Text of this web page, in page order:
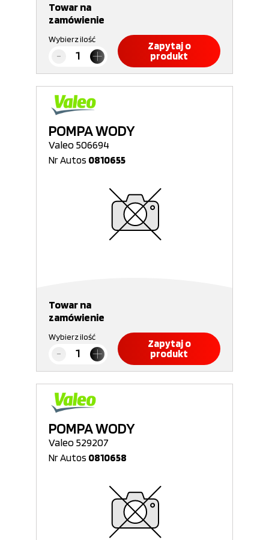
Towar na
zamówienie
Wybierz ilość
Zapytaj o
produkt
POMPA WODY
Valeo 506694
Nr Autos 0810655
Towar na
zamówienie
Wybierz ilość
Zapytaj o
produkt
POMPA WODY
Valeo 529207
Nr Autos 0810658